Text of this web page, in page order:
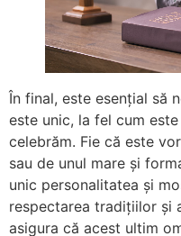
În final, este esențial să
este unic, la fel cum
celebrăm. Fie că este
sau de unul mare și
unic personalitatea și
respectarea tradițiilor și
asigura că acest ultim